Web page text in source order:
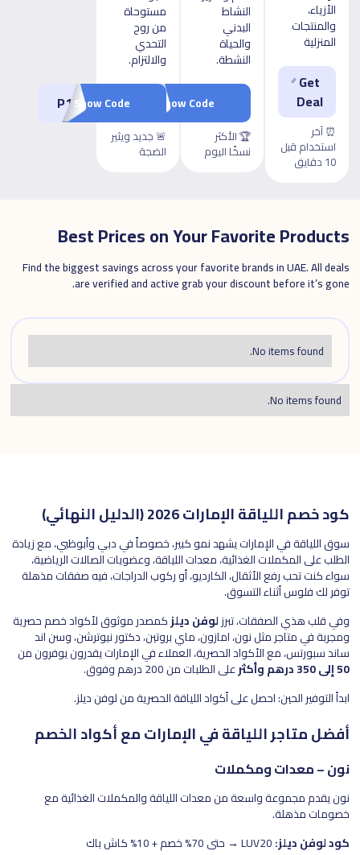
الأزياء،
والمنتجات
المنزلية
Get
Deal
⏰ آخر
استخدام قبل
10 دقايق
النشاط
البدني
والحياة
النشطة.
KBZ17Show Code
🏆 الأكثر
نسخًا اليوم
مستوحاة
من روح
التحدي
والالتزام.
P1Show Code
🚨 جديد ويثير
الضجة
Best Prices on Your Favorite Products
Find the biggest savings across your favorite brands in UAE. All deals
are verified and active grab your discount before it’s gone.
No items found.
No items found.
كود خصم اللياقة الإمارات 2026 (الدليل النهائي)
سوق اللياقة في الإمارات يشهد نمو كبير، خصوصاً في دبي وأبوظبي، مع زيادة
الطلب على المكملات الغذائية، معدات اللياقة، وعضويات الصالات الرياضية،
سواء كنت تحب رفع الأثقال، الكارديو، أو ركوب الدراجات، فيه صفقات مذهلة
توفر لك فلوس أثناء التسوق.
وفي قلب هذي الصفقات، تبرزلوفن ديلزكمصدر موثوق لأكواد خصم حصرية
ومجربة في متاجر مثل نون، امازون، ماي بروتين، دكتور نيوترشن، وسن اند
ساند سبورتس، مع الأكواد الحصرية، العملاء في الإمارات يقدرون يوفرون من
50 إلى 350 درهم وأكثر
على الطلبات من 200 درهم وفوق.
ابدأ التوفير الحين: احصل على أكواد اللياقة الحصرية من لوفن ديلز.
أفضل متاجر اللياقة في الإمارات مع أكواد الخصم
نون – معدات ومكملات
نون يقدم مجموعة واسعة من معدات اللياقة والمكملات الغذائية مع
خصومات مذهلة.
كود لوفن ديلز: